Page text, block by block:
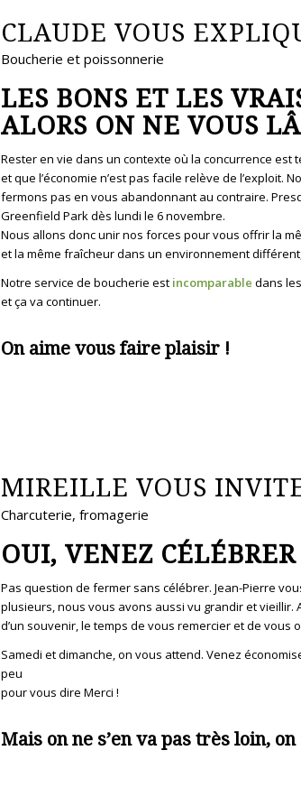
CLAUDE VOUS
Boucherie et poissonnerie
LES BONS ET LES
ALORS ON NE VOUS
Rester en vie dans un contexte où la concurrence
et que l’économie n’est pas facile relève de l’exploit.
fermons pas en vous abandonnant au contraire.
Greenfield Park dès lundi le 6 novembre.
Nous allons donc unir nos forces pour vous offrir la
et la même fraîcheur dans un environnement
Notre service de boucherie est incomparable dans
et ça va continuer.
On aime vous faire plaisir !
MIREILLE VOUS
Charcuterie, fromagerie
OUI, VENEZ
Pas question de fermer sans célébrer. Jean-Pierre
plusieurs, nous vous avons aussi vu grandir et
d’un souvenir, le temps de vous remercier et de
Samedi et dimanche, on vous attend. Venez
peu
pour vous dire Merci !
Mais on ne s’en va pas très loin,